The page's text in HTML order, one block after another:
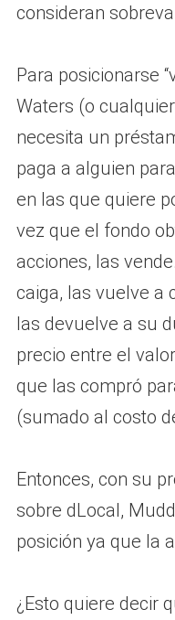
consideran
Para posicionarse
Waters (o
necesita un
paga a alguien
en las que quiere
vez que el fondo
acciones, las
caiga, las vuelve a
las devuelve a su
precio entre el
que las compró
(sumado al costo
Entonces, con su
sobre dLocal,
posición ya que la
¿Esto quiere decir